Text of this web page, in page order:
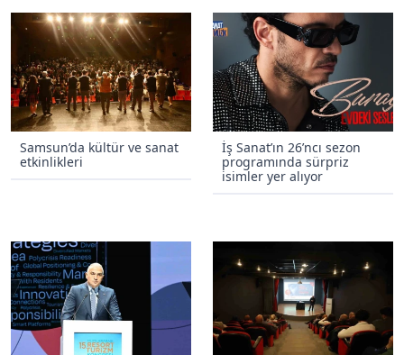
Samsun’da kültür ve sanat
etkinlikleri
İş Sanat’ın 26’ncı sezon
programında sürpriz
isimler yer alıyor